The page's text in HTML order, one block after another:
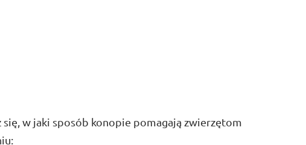
w jaki sposób konopie pomagają zwierzętom